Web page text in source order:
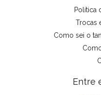
Política
Trocas
Como sei o
Entre